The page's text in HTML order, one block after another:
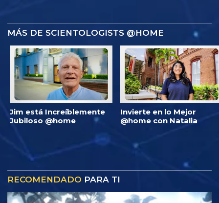
MÁS DE SCIENTOLOGISTS @HOME
Jim está Increíblemente
Jubiloso @home
Invierte en lo Mejor
@home con Natalia
RECOMENDADO PARA TI